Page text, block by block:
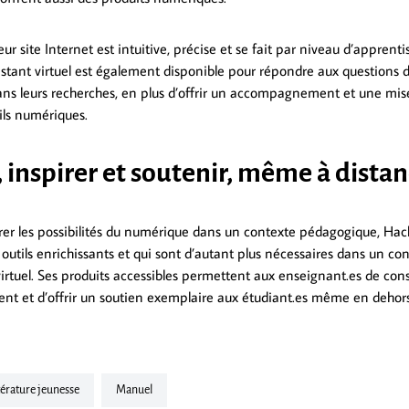
site Internet est intuitive, précise et se fait par niveau
virtuel est également disponible pour répondre aux questions
leurs recherches, en plus d’offrir un accompagnement et une
numériques.
inspirer et soutenir, même à
les possibilités du numérique dans un contexte pédagogique,
enrichissants et qui sont d’autant plus nécessaires dans un
Ses produits accessibles permettent aux enseignant.es de
et d’offrir un soutien exemplaire aux étudiant.es même en
jeunesse Manuel